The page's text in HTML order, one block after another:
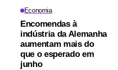
Economia
Encomendas à
indústria da Alemanha
aumentam mais do
que o esperado em
junho